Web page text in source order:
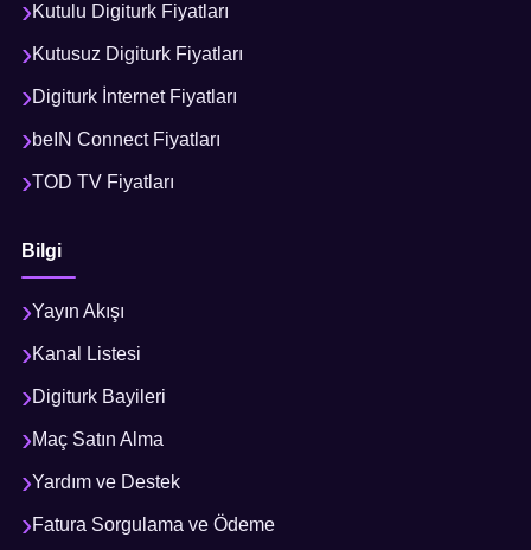
Kutulu Digiturk Fiyatları
Kutusuz Digiturk Fiyatları
Digiturk İnternet Fiyatları
beIN Connect Fiyatları
TOD TV Fiyatları
Bilgi
Yayın Akışı
Kanal Listesi
Digiturk Bayileri
Maç Satın Alma
Yardım ve Destek
Fatura Sorgulama ve Ödeme